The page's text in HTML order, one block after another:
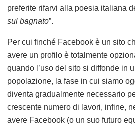
preferite rifarvi alla poesia italiana
sul bagnato”.
Per cui finché Facebook è un sito
avere un profilo è totalmente
quando l’uso del sito si diffonde in
popolazione, la fase in cui siamo
diventa gradualmente necessario
crescente numero di lavori, infine,
avere Facebook (o un suo futuro